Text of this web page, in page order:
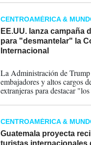
mientras que desde Chile lo
turistas, una cifra similar,
primer semestre del año
CENTROAMÉRICA &
EE.UU. lanza campaña
para "desmantelar" la
Internacional
La Administración de Trump
embajadores y altos cargos
extranjeras para destacar
CENTROAMÉRICA &
Guatemala proyecta
turistas internacionales